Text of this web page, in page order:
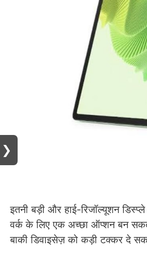
इतनी बड़ी और हाई-रिजॉल्यूशन
वर्क के लिए एक अच्छा ऑप्शन बन
बाकी डिवाइसेज़ को कड़ी टक्कर दे
❯